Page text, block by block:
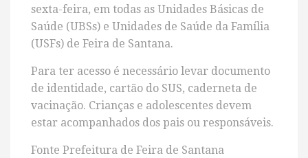
sexta-feira, em todas as Unidades Básicas de
Saúde (UBSs) e Unidades de Saúde da Família
(USFs) de Feira de Santana.
Para ter acesso é necessário levar documento
de identidade, cartão do SUS, caderneta de
vacinação. Crianças e adolescentes devem
estar acompanhados dos pais ou responsáveis.
Fonte Prefeitura de Feira de Santana